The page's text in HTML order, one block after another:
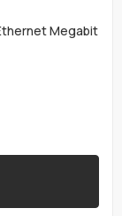
Megabit